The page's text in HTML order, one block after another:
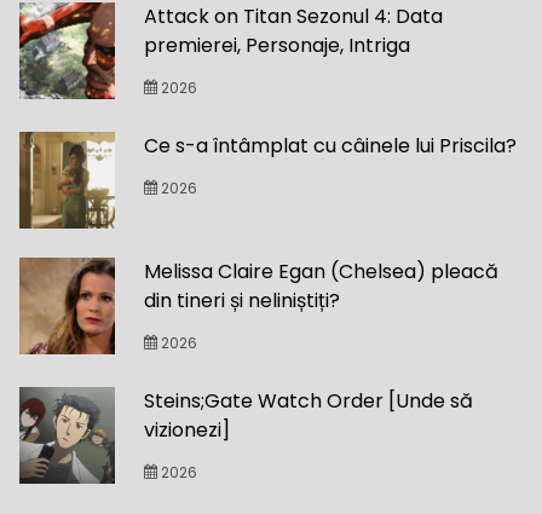
Attack on Titan Sezonul 4: Data
premierei, Personaje, Intriga
2026
Ce s-a întâmplat cu câinele lui Priscila?
2026
Melissa Claire Egan (Chelsea) pleacă
din tineri și neliniștiți?
2026
Steins;Gate Watch Order [Unde să
vizionezi]
2026